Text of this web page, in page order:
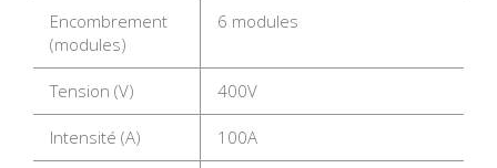
Encombrement
(modules)
6 modules
Tension (V) 400V
Intensité (A) 100A